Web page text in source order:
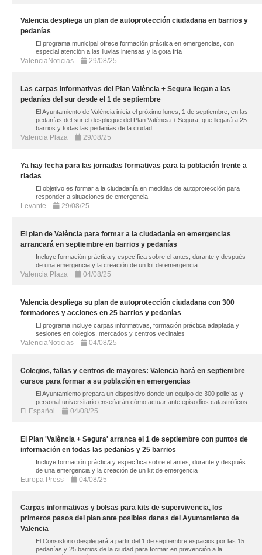
Valencia despliega un plan de autoprotección ciudadana en barrios y
pedanías
El programa municipal ofrece formación práctica en emergencias, con
especial atención a las lluvias intensas y la gota fría
ValenciaNoticias 29/08/25
Las carpas informativas del Plan València + Segura llegan a las
pedanías del sur desde el 1 de septiembre
El Ayuntamiento de València inicia el próximo lunes, 1 de septiembre, en las
pedanías del sur el despliegue del Plan València + Segura, que llegará a 25
barrios y todas las pedanías de la ciudad.
Valencia Plaza 29/08/25
Ya hay fecha para las jornadas formativas para la población frente a
riadas
El objetivo es formar a la ciudadanía en medidas de autoprotección para
responder a situaciones de emergencia
Levante 29/08/25
El plan de València para formar a la ciudadanía en emergencias
arrancará en septiembre en barrios y pedanías
Incluye formación práctica y específica sobre el antes, durante y después
de una emergencia y la creación de un kit de emergencia
Valencia Plaza 04/08/25
Valencia despliega su plan de autoprotección ciudadana con 300
formadores y acciones en 25 barrios y pedanías
El programa incluye carpas informativas, formación práctica adaptada y
sesiones en colegios, mercados y centros vecinales
ValenciaNoticias 04/08/25
Colegios, fallas y centros de mayores: Valencia hará en septiembre
cursos para formar a su población en emergencias
El Ayuntamiento prepara un dispositivo donde un equipo de 300 policías y
personal universitario enseñarán cómo actuar ante episodios catastróficos
El Español 04/08/25
El Plan 'València + Segura' arranca el 1 de septiembre con puntos de
información en todas las pedanías y 25 barrios
Incluye formación práctica y específica sobre el antes, durante y después
de una emergencia y la creación de un kit de emergencia
Europa Press 04/08/25
Carpas informativas y bolsas para kits de supervivencia, los
primeros pasos del plan ante posibles danas del Ayuntamiento de
Valencia
El Consistorio desplegará a partir del 1 de septiembre espacios por las 15
pedanías y 25 barrios de la ciudad para formar en prevención a la